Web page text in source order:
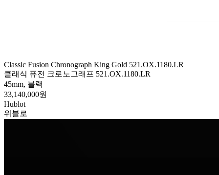
Classic Fusion Chronograph King Gold 521.OX.1180.LR
클래식 퓨전 크로노그래프 521.OX.1180.LR
45mm, 블랙
33,140,000원
Hublot
위블로